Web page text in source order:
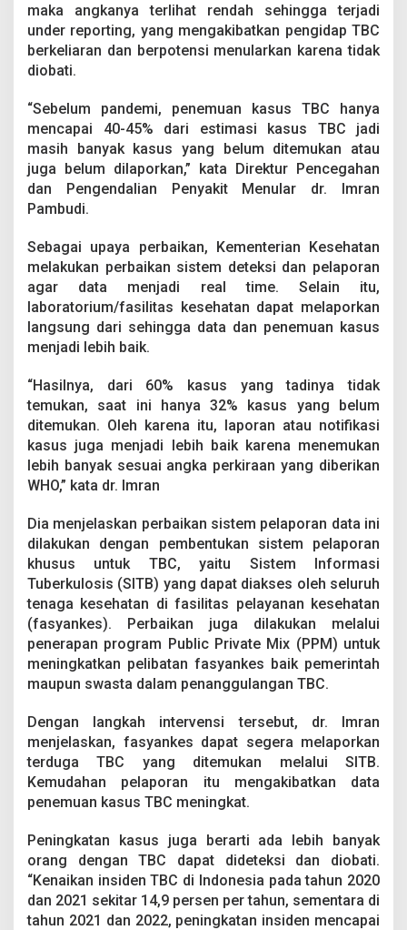
maka angkanya terlihat rendah sehingga terjadi
under reporting, yang mengakibatkan pengidap TBC
berkeliaran dan berpotensi menularkan karena tidak
diobati.
“Sebelum pandemi, penemuan kasus TBC hanya
mencapai 40-45% dari estimasi kasus TBC jadi
masih banyak kasus yang belum ditemukan atau
juga belum dilaporkan,” kata Direktur Pencegahan
dan Pengendalian Penyakit Menular dr. Imran
Pambudi.
Sebagai upaya perbaikan, Kementerian Kesehatan
melakukan perbaikan sistem deteksi dan pelaporan
agar data menjadi real time. Selain itu,
laboratorium/fasilitas kesehatan dapat melaporkan
langsung dari sehingga data dan penemuan kasus
menjadi lebih baik.
“Hasilnya, dari 60% kasus yang tadinya tidak
temukan, saat ini hanya 32% kasus yang belum
ditemukan. Oleh karena itu, laporan atau notifikasi
kasus juga menjadi lebih baik karena menemukan
lebih banyak sesuai angka perkiraan yang diberikan
WHO,” kata dr. Imran
Dia menjelaskan perbaikan sistem pelaporan data ini
dilakukan dengan pembentukan sistem pelaporan
khusus untuk TBC, yaitu Sistem Informasi
Tuberkulosis (SITB) yang dapat diakses oleh seluruh
tenaga kesehatan di fasilitas pelayanan kesehatan
(fasyankes). Perbaikan juga dilakukan melalui
penerapan program Public Private Mix (PPM) untuk
meningkatkan pelibatan fasyankes baik pemerintah
maupun swasta dalam penanggulangan TBC.
Dengan langkah intervensi tersebut, dr. Imran
menjelaskan, fasyankes dapat segera melaporkan
terduga TBC yang ditemukan melalui SITB.
Kemudahan pelaporan itu mengakibatkan data
penemuan kasus TBC meningkat.
Peningkatan kasus juga berarti ada lebih banyak
orang dengan TBC dapat dideteksi dan diobati.
“Kenaikan insiden TBC di Indonesia pada tahun 2020
dan 2021 sekitar 14,9 persen per tahun, sementara di
tahun 2021 dan 2022, peningkatan insiden mencapai